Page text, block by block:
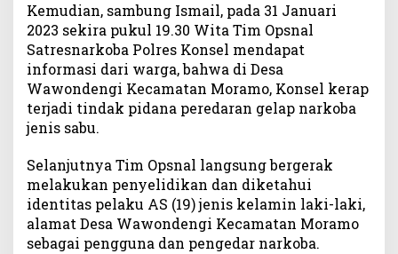
Kemudian, sambung Ismail, pada 31 Januari
2023 sekira pukul 19.30 Wita Tim Opsnal
Satresnarkoba Polres Konsel mendapat
informasi dari warga, bahwa di Desa
Wawondengi Kecamatan Moramo, Konsel kerap
terjadi tindak pidana peredaran gelap narkoba
jenis sabu.
Selanjutnya Tim Opsnal langsung bergerak
melakukan penyelidikan dan diketahui
identitas pelaku AS (19) jenis kelamin laki-laki,
alamat Desa Wawondengi Kecamatan Moramo
sebagai pengguna dan pengedar narkoba.